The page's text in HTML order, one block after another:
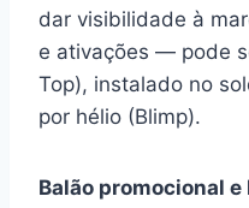
dar visibilidade à
e ativações — pode
Top), instalado no
por hélio (Blimp).
Balão promocional